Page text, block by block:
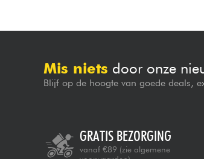
Mis niets door onze
Blijf op de hoogte van goede deals,
GRATIS BEZORGING
vanaf €89 (zie algemene